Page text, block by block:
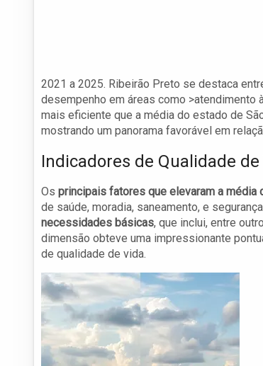
2021 a 2025. Ribeirão Preto se destaca
desempenho em áreas como
mais eficiente que a média do estado de
mostrando um panorama favorável em
Indicadores de Qualidade
Os principais fatores que elevaram a média
de saúde, moradia, saneamento, e
necessidades básicas, que inclui, entre
dimensão obteve uma impressionante
de qualidade de vida.